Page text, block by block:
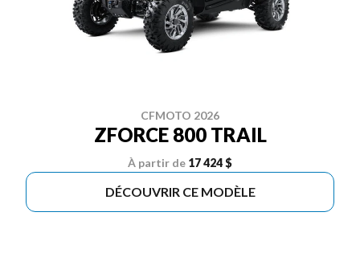
CFMOTO 2026
ZFORCE 800 TRAIL
À partir de 17 424 $
DÉCOUVRIR CE MODÈLE